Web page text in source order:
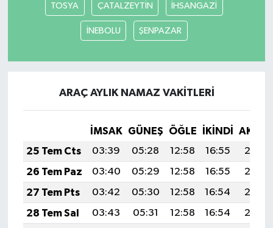
TOSYA ÇATALZEYTİN İHSANGAZİ
İNEBOLU ŞENPAZAR
ARAÇ AYLIK NAMAZ VAKITLERI
İMSAK GÜNEŞ ÖĞLE İKINDI
25 Tem Cts
03:39 05:28 12:58 16:55
20:18
26 Tem Paz
03:40 05:29 12:58 16:55
20:17
27 Tem Pts
03:42 05:30 12:58 16:54
20:17
28 Tem Sal
03:43 05:31 12:58 16:54
20:16